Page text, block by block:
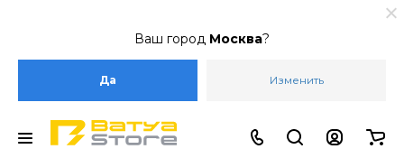
Ваш город Москва?
Да Изменить